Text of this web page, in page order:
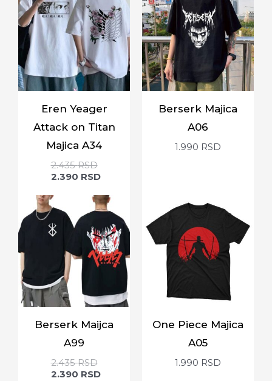
Eren Yeager
Attack on Titan
Majica A34
2.435RSD
2.390 RSD
Berserk Majica
A06
1.990 RSD
Berserk Maijca
A99
2.435RSD
2.390 RSD
One Piece Majica
A05
1.990 RSD